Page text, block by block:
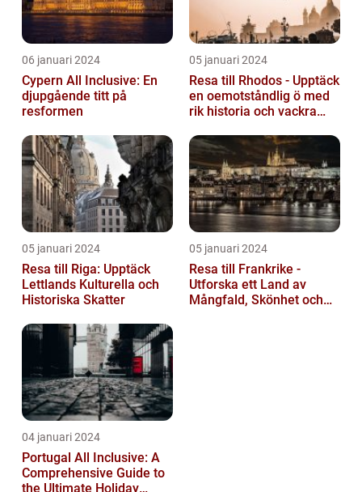
06 januari 2024
Cypern All Inclusive: En
djupgående titt på
resformen
05 januari 2024
Resa till Rhodos - Upptäck
en oemotståndlig ö med
rik historia och vackra
05 januari 2024
Resa till Riga: Upptäck
Lettlands Kulturella och
Historiska Skatter
05 januari 2024
Resa till Frankrike -
Utforska ett Land av
Mångfald, Skönhet och
04 januari 2024
Portugal All Inclusive: A
Comprehensive Guide to
the Ultimate Holiday